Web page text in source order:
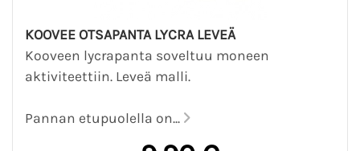
KOOVEE OTSAPANTA LYCRA LEVEÄ
Kooveen lycrapanta soveltuu moneen
aktiviteettiin. Leveä malli.
Pannan etupuolella on...